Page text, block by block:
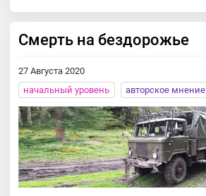
Смерть на бездорожье
27 Августа 2020
начальный уровень
авторское мнение